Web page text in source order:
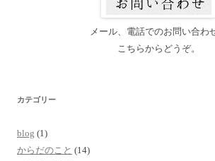
メール、電話でのお問い合わ
こちらからどうぞ。
カテゴリー
blog (1)
からだのこと (14)